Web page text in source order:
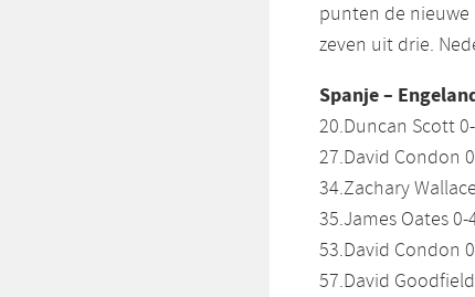
punten de nieuwe
zeven uit drie.
Spanje –
20.Duncan Scott
27.David Condon
34.Zachary
35.James Oates 0-
53.David Condon
57.David